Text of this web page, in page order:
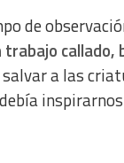
de
trabajo callado,
a las